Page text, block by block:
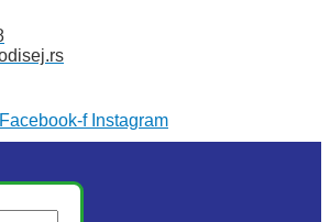
Facebook-f Instagram